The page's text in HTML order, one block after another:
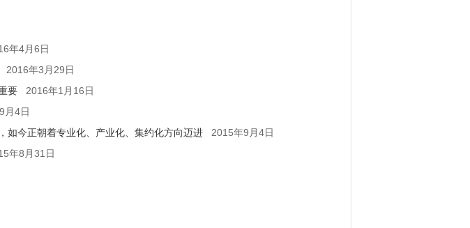
年4月6日
2016年3月29日
要 2016年1月16日
月4日
如今正朝着专业化、产业化、集约化方向迈进 2015年9月4日
年8月31日